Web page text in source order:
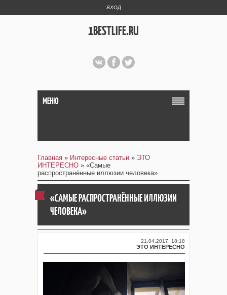
ВХОД
1BESTLIFE.RU
МЕНЮ
Главная » Интересные статьи » ЭТО
ИНТЕРЕСНО » «Самые
распространённые иллюзии человека»
«САМЫЕ РАСПРОСТРАНЁННЫЕ ИЛЛЮЗИИ
ЧЕЛОВЕКА»
21.04.2017, 18:18
ЭТО ИНТЕРЕСНО